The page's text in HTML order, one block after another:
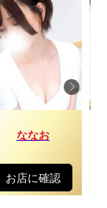
ななお
お店に確認